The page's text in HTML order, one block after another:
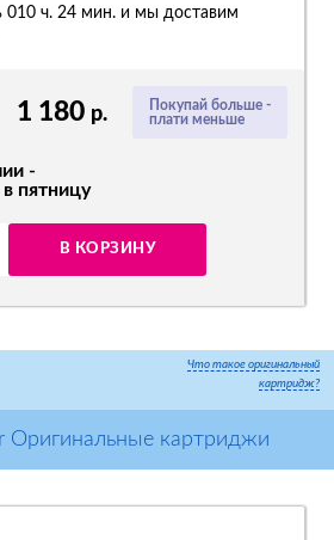
Покупай больше -
плати меньше
1 180 р.
-
пятницу
В КОРЗИНУ
010 ч. 24 мин. и мы доставим
Что такое оригинальный
картридж?
Оригинальные картриджи